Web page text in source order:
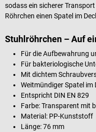
sodass ein sicherer
Röhrchen einen Spatel im
Stuhlröhrchen – Auf
Für die Aufbewahrung
Für bakteriologische
Mit dichtem
Weitmündiger Spatel im
Entspricht DIN EN 829
Farbe: Transparent mit
Material: PP-Kunststoff
Länge: 76 mm